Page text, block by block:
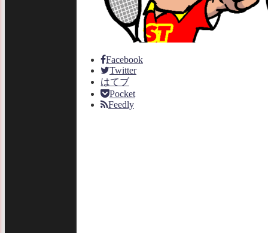
Facebook
Twitter
はてブ
Pocket
Feedly